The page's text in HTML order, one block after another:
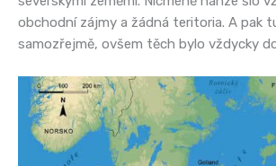
obchodní zájmy a žádná teritoria. A pak
samozřejmě, ovšem těch bylo vždycky